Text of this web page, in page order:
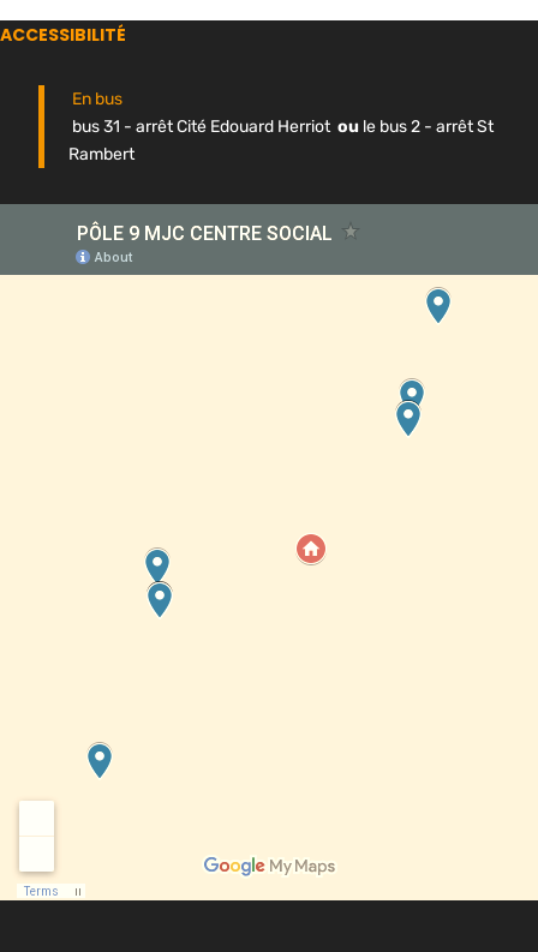
ACCESSIBILITÉ
En bus
bus 31 - arrêt Cité Edouard Herriot ou le bus 2 - arrêt St
Rambert